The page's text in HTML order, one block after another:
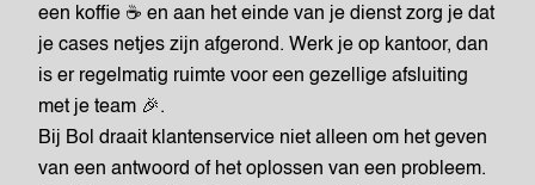
een koffie ☕ en aan het einde van je dienst zorg je dat
je cases netjes zijn afgerond. Werk je op kantoor, dan
is er regelmatig ruimte voor een gezellige afsluiting
met je team 🎉.
Bij Bol draait klantenservice niet alleen om het geven
van een antwoord of het oplossen van een probleem.